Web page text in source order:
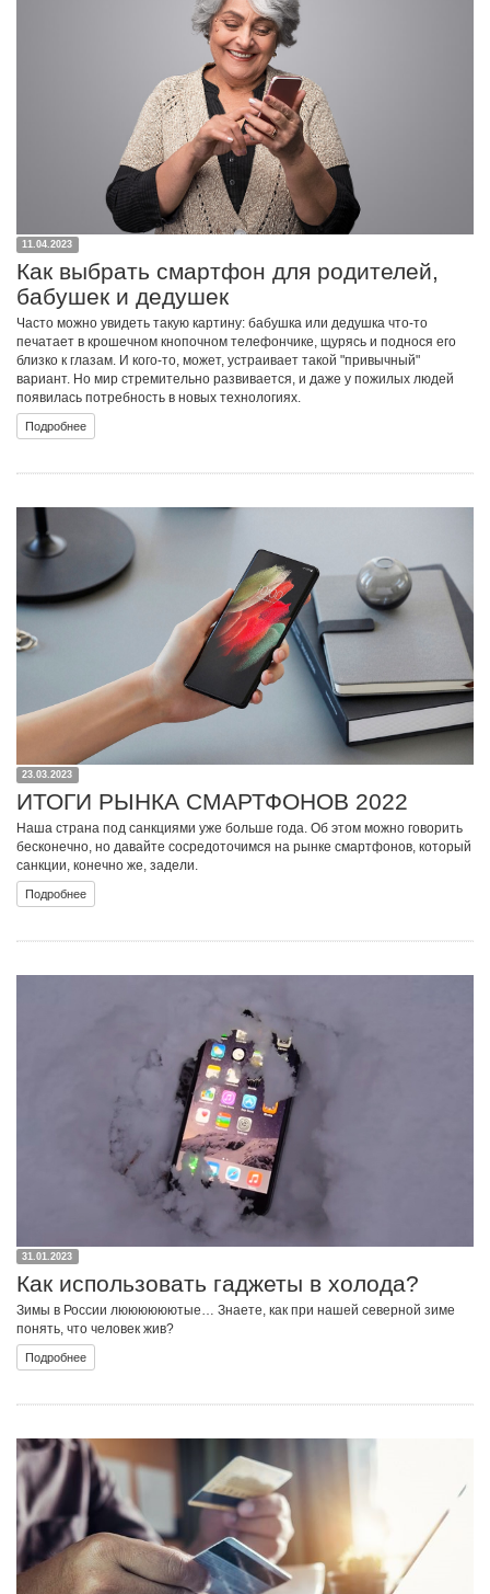
11.04.2023
Как выбрать смартфон для родителей,
бабушек и дедушек
Часто можно увидеть такую картину: бабушка или дедушка что-то
печатает в крошечном кнопочном телефончике, щурясь и поднося его
близко к глазам. И кого-то, может, устраивает такой "привычный"
вариант. Но мир стремительно развивается, и даже у пожилых людей
появилась потребность в новых технологиях.
Подробнее
23.03.2023
ИТОГИ РЫНКА СМАРТФОНОВ 2022
Наша страна под санкциями уже больше года. Об этом можно говорить
бесконечно, но давайте сосредоточимся на рынке смартфонов, который
санкции, конечно же, задели.
Подробнее
31.01.2023
Как использовать гаджеты в холода?
Зимы в России люююююютые… Знаете, как при нашей северной зиме
понять, что человек жив?
Подробнее